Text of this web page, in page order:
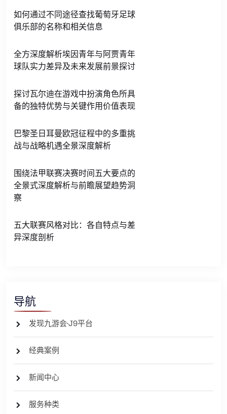
如何通过不同途径查找葡萄牙足球
俱乐部的名称和相关信息
全方深度解析埃因青年与阿贾青年
球队实力差异及未来发展前景探讨
探讨瓦尔迪在游戏中扮演角色所具
备的独特优势与关键作用价值表现
巴黎圣日耳曼欧冠征程中的多重挑
战与战略机遇全景深度解析
围绕法甲联赛决赛时间五大要点的
全景式深度解析与前瞻展望趋势洞
察
五大联赛风格对比：各自特点与差
异深度剖析
导航
发现九游会·J9平台
经典案例
新闻中心
服务种类